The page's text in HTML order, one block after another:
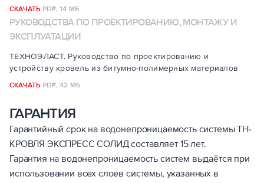
СКАЧАТЬ PDF,14 МБ
РУКОВОДСТВА ПО ПРОЕКТИРОВАНИЮ, МОНТАЖУ И
ЭКСПЛУАТАЦИИ
ТЕХНОЭЛАСТ. Руководство по проектированию и
устройству кровель из битумно-полимерных материалов
СКАЧАТЬ PDF,42 МБ
ГАРАНТИЯ
Гарантийный срок на водонепроницаемость системы ТН-
КРОВЛЯ ЭКСПРЕСС СОЛИД составляет 15 лет.
Гарантия на водонепроницаемость систем выдаётся при
использовании всех слоев системы, указанных в